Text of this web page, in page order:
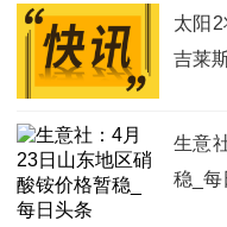
太阳
吉莱
生意
稳_每